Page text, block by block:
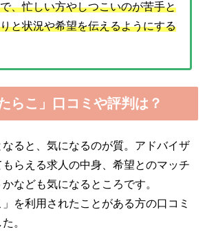
、忙しい方やしつこいのが苦手と
と状況や希望を伝えるようにする
らこ」口コミや評判は？
ると、気になるのが質。アドバイザ
らえる求人の中身、希望とのマッチ
なども気になるところです。
」を利用されたことがある方の口コミ
。